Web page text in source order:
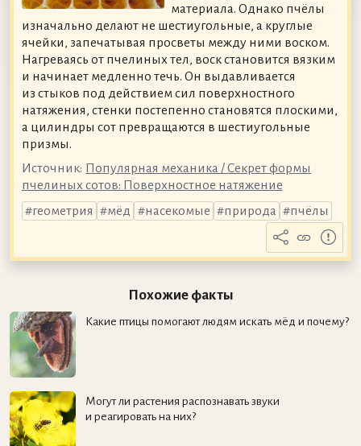
материала. Однако пчёлы
изначально делают не шестиугольные, а круглые
ячейки, запечатывая просветы между ними воском.
Нагреваясь от пчелиных тел, воск становится вязким
и начинает медленно течь. Он выдавливается
из стыков под действием сил поверхностного
натяжения, стенки постепенно становятся плоскими,
а цилиндры сот превращаются в шестиугольные
призмы.
Источник: Популярная механика / Секрет формы
пчелиных сотов: Поверхностное натяжение
геометрия
мёд насекомые природа пчёлы
Похожие факты
Какие птицы помогают людям искать мёд и почему?
Могут ли растения распознавать звуки
и реагировать на них?